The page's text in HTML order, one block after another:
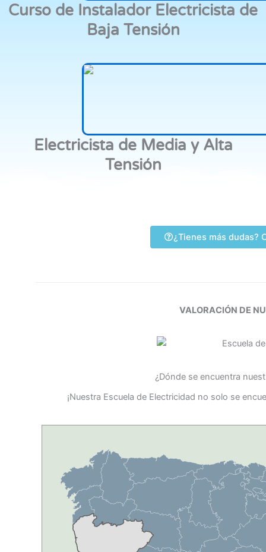
Curso de Instalador Electricista de
Baja Tensión
Electricista de Media y Alta
Tensión
¿Tienes más dudas?
VALORACIÓN DE
¿Dónde se encuentra
¡Nuestra Escuela de Electricidad no solo se